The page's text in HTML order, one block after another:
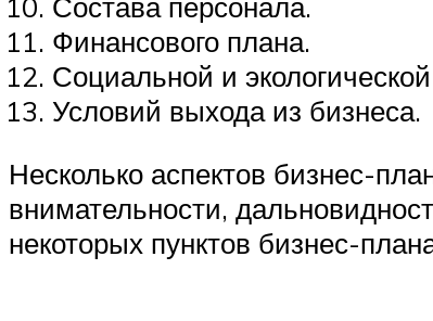
Финансового плана.
Социальной и
Условий выхода из бизнеса.
Несколько аспектов бизнес-
внимательности,
некоторых пунктов бизнес-